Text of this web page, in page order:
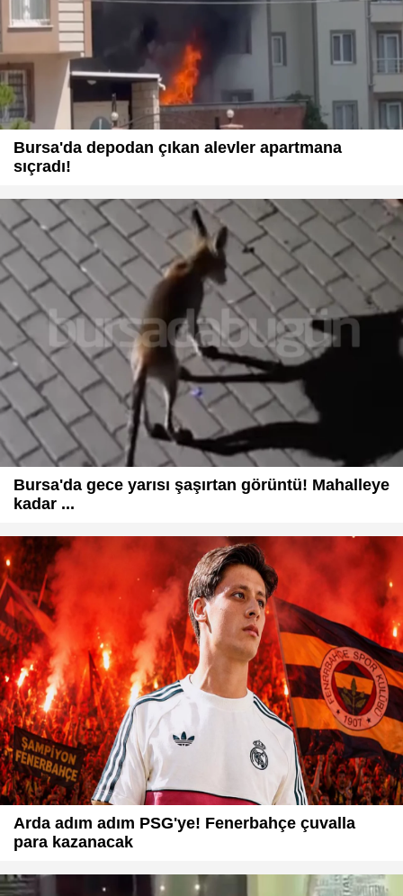
Bursa'da depodan çıkan alevler apartmana
sıçradı!
Bursa'da gece yarısı şaşırtan görüntü! Mahalleye
kadar ...
Arda adım adım PSG'ye! Fenerbahçe çuvalla
para kazanacak